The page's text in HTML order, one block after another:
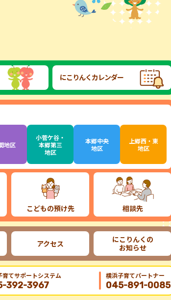
にこりんくカレンダー
地区
小菅ケ谷・
本郷第三
地区
本郷中央
地区
上郷西・東
地区
こどもの預け先 相談先
アクセス
にこりんくの
お知らせ
育てサポートシステム
392-3967
横浜子育てパートナー
045-891-0085